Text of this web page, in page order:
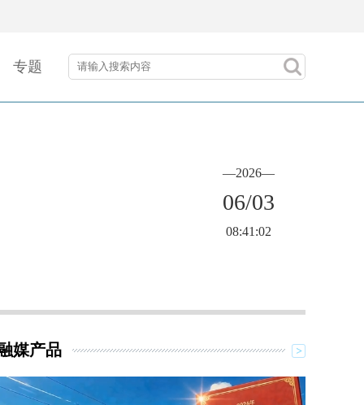
专题
—2026—
06/03
08:41:02
媒产品